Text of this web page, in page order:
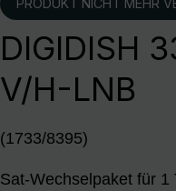
PRODUKT NICHT MEHR
DIGIDISH
V/H-LNB
(1733/8395)
Sat-Wechselpaket für 1